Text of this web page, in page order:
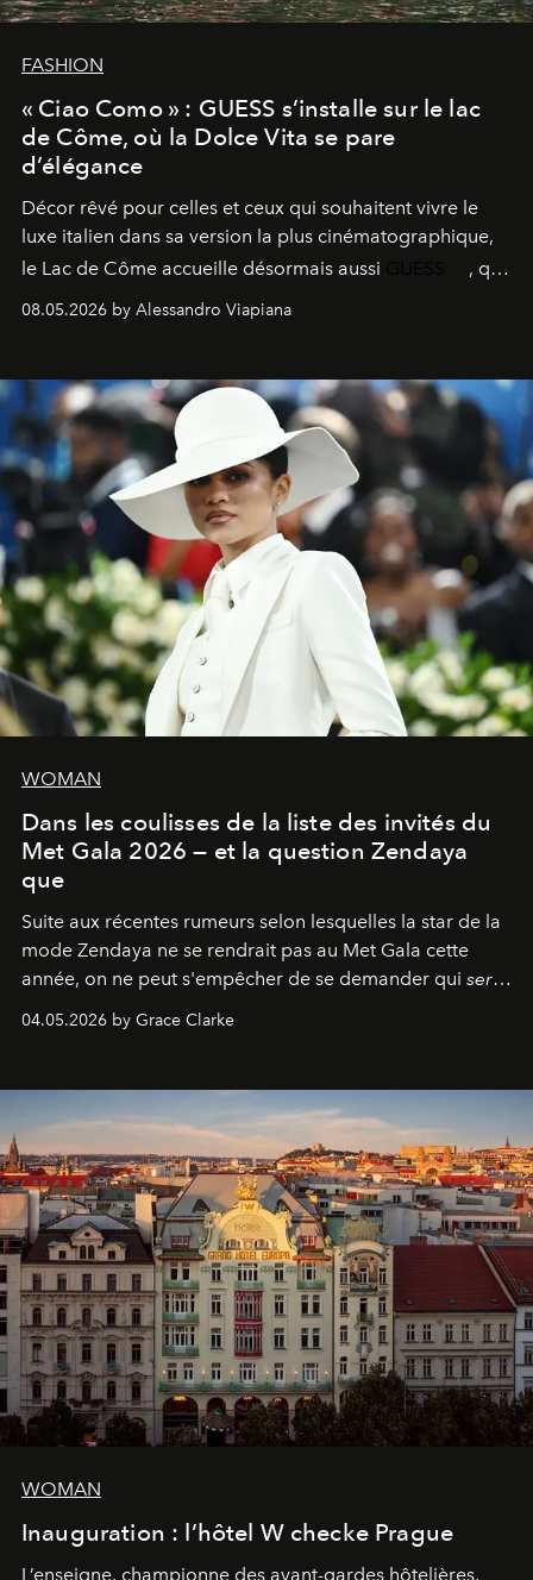
FASHION
« Ciao Como » : GUESS s’installe sur le lac
de Côme, où la Dolce Vita se pare
d’élégance
Décor rêvé pour celles et ceux qui souhaitent vivre le
luxe italien dans sa version la plus cinématographique,
le Lac de Côme accueille désormais aussi
, qui
signe un takeover entre boutiques, hôtels, bateaux et
fragrances. L’une des opérations de style les plus
08.05.2026 by Alessandro Viapiana
WOMAN
Dans les coulisses de la liste des invités du
Met Gala 2026 — et la question Zendaya
que
Suite aux récentes rumeurs selon lesquelles la star de la
mode Zendaya ne se rendrait pas au Met Gala cette
année, on ne peut s'empêcher de se demander qui sera
04.05.2026 by Grace Clarke
WOMAN
Inauguration : l’hôtel W checke Prague
L’enseigne, championne des avant-gardes hôtelières,